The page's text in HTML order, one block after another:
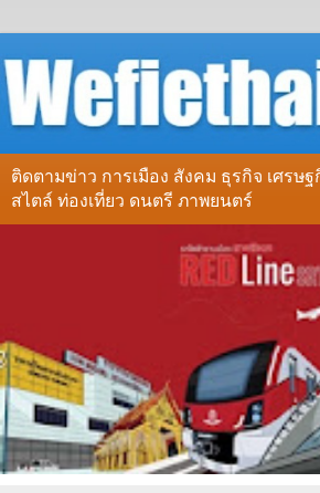
ติดตามข่าว การเมือง สังคม ธุรกิจ เศรษ
สไตล์ ท่องเที่ยว ดนตรี ภาพยนตร์